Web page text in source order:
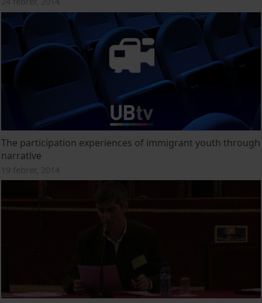
The participation experiences of immigrant youth through
narrative
19 febrer, 2014